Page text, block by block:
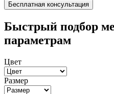
Быстрый подбор
параметрам
Цвет
Размер